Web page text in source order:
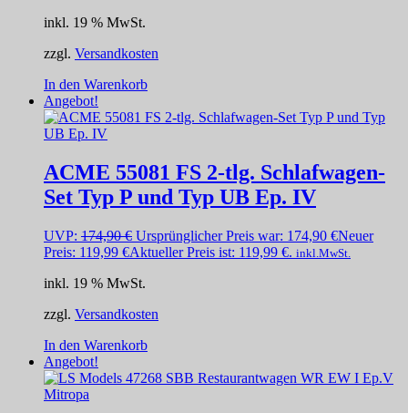
inkl. 19 % MwSt.
zzgl. Versandkosten
In den Warenkorb
Angebot!
ACME 55081 FS 2-tlg. Schlafwagen-
Set Typ P und Typ UB Ep. IV
UVP: 174,90€ Ursprünglicher Preis war: 174,90 €Neuer
Preis: 119,99 €Aktueller Preis ist: 119,99 €. inkl.MwSt.
inkl. 19 % MwSt.
zzgl. Versandkosten
In den Warenkorb
Angebot!